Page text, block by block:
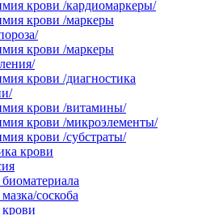
крови /кардиомаркеры/
крови /маркеры
крови /маркеры
крови /диагностика
крови /витамины/
крови /микроэлементы/
крови /субстраты/
крови
соскоба
крови